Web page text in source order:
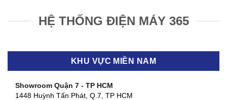
HỆ THỐNG ĐIỆN MÁY 365
KHU VỰC MIỀN NAM
Showroom Quận 7 - TP HCM
1448 Huỳnh Tấn Phát, Q.7, TP HCM